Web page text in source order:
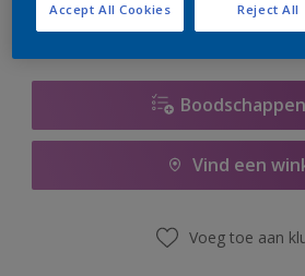
Vind een
Voeg toe aan
Reject All
Accept All Cookies